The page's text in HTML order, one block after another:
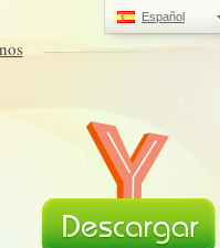
Español